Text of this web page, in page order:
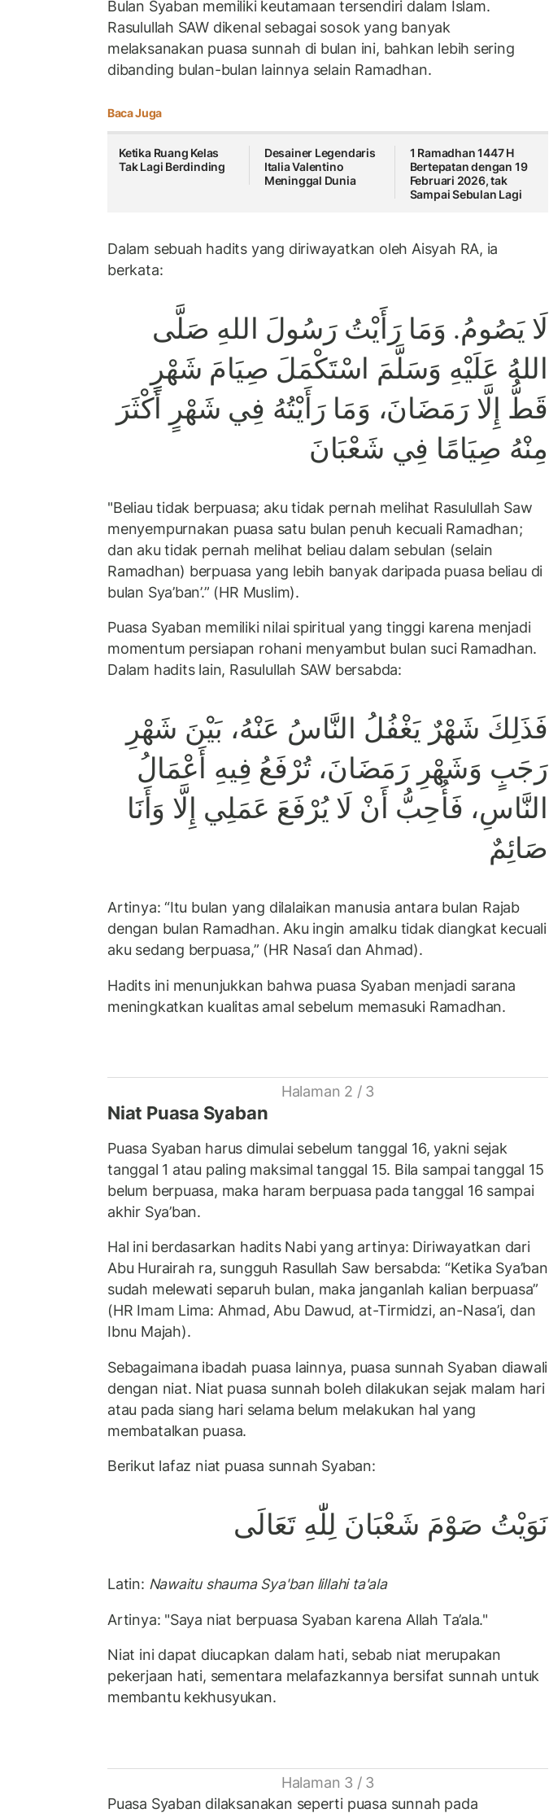
Bulan Syaban memiliki keutamaan tersendiri dalam Islam.
Rasulullah SAW dikenal sebagai sosok yang banyak
melaksanakan puasa sunnah di bulan ini, bahkan lebih sering
dibanding bulan-bulan lainnya selain Ramadhan.
Baca Juga
Ketika Ruang Kelas
Tak Lagi Berdinding
Desainer Legendaris
Italia Valentino
Meninggal Dunia
1 Ramadhan 1447 H
Bertepatan dengan 19
Februari 2026, tak
Sampai Sebulan Lagi
Dalam sebuah hadits yang diriwayatkan oleh Aisyah RA, ia
berkata:
لَا يَصُومُ. وَمَا رَأَيْتُ رَسُولَ اللهِ صَلَّى
اللهُ عَلَيْهِ وَسَلَّمَ اسْتَكْمَلَ صِيَامَ شَهْرٍ
قَطُّ إِلَّا رَمَضَانَ، وَمَا رَأَيْتُهُ فِي شَهْرٍ أَكْثَرَ
مِنْهُ صِيَامًا فِي شَعْبَانَ
"Beliau tidak berpuasa; aku tidak pernah melihat Rasulullah Saw
menyempurnakan puasa satu bulan penuh kecuali Ramadhan;
dan aku tidak pernah melihat beliau dalam sebulan (selain
Ramadhan) berpuasa yang lebih banyak daripada puasa beliau di
bulan Sya’ban’.” (HR Muslim).
Puasa Syaban memiliki nilai spiritual yang tinggi karena menjadi
momentum persiapan rohani menyambut bulan suci Ramadhan.
Dalam hadits lain, Rasulullah SAW bersabda:
فَذَلِكَ شَهْرٌ يَغْفُلُ النَّاسُ عَنْهُ، بَيْنَ شَهْرِ
رَجَبٍ وَشَهْرِ رَمَضَانَ، تُرْفَعُ فِيهِ أَعْمَالُ
النَّاسِ، فَأُحِبُّ أَنْ لَا يُرْفَعَ عَمَلِي إِلَّا وَأَنَا
صَائِمٌ
Artinya: “Itu bulan yang dilalaikan manusia antara bulan Rajab
dengan bulan Ramadhan. Aku ingin amalku tidak diangkat kecuali
aku sedang berpuasa,” (HR Nasa’i dan Ahmad).
Hadits ini menunjukkan bahwa puasa Syaban menjadi sarana
meningkatkan kualitas amal sebelum memasuki Ramadhan.
Halaman 2 / 3
Niat Puasa Syaban
Puasa Syaban harus dimulai sebelum tanggal 16, yakni sejak
tanggal 1 atau paling maksimal tanggal 15. Bila sampai tanggal 15
belum berpuasa, maka haram berpuasa pada tanggal 16 sampai
akhir Sya’ban.
Hal ini berdasarkan hadits Nabi yang artinya: Diriwayatkan dari
Abu Hurairah ra, sungguh Rasullah Saw bersabda: “Ketika Sya’ban
sudah melewati separuh bulan, maka janganlah kalian berpuasa”
(HR Imam Lima: Ahmad, Abu Dawud, at-Tirmidzi, an-Nasa’i, dan
Ibnu Majah).
Sebagaimana ibadah puasa lainnya, puasa sunnah Syaban diawali
dengan niat. Niat puasa sunnah boleh dilakukan sejak malam hari
atau pada siang hari selama belum melakukan hal yang
membatalkan puasa.
Berikut lafaz niat puasa sunnah Syaban:
نَوَيْتُ صَوْمَ شَعْبَانَ لِلّٰهِ تَعَالَى
Latin: Nawaitu shauma Sya'ban lillahi ta'ala
Artinya: "Saya niat berpuasa Syaban karena Allah Ta’ala."
Niat ini dapat diucapkan dalam hati, sebab niat merupakan
pekerjaan hati, sementara melafazkannya bersifat sunnah untuk
membantu kekhusyukan.
Halaman 3 / 3
Puasa Syaban dilaksanakan seperti puasa sunnah pada